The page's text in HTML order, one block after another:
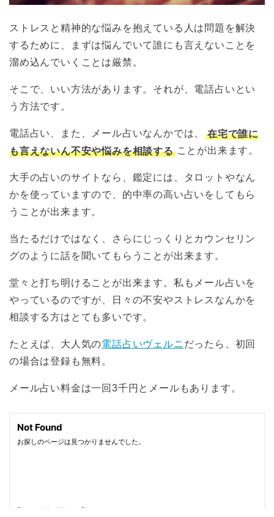
ストレスと精神的な悩みを抱えている人は問題を解決
するために、まずは悩んでいて誰にも言えないことを
溜め込んでいくことは厳禁。
そこで、いい方法があります。それが、電話占いとい
う方法です。
電話占い、また、メール占いなんかでは、
在宅で誰に
も言えないん不安や悩みを相談する ことが出来ます。
大手の占いのサイトなら、鑑定には、タロットやなん
かを使っていますので、的中率の高い占いをしてもら
うことが出来ます。
当たるだけではなく、さらにじっくりとカウンセリン
グのように話を聞いてもらうことが出来ます。
堂々と打ち明けることが出来ます。私もメール占いを
やっているのですが、日々の不安やストレスなんかを
相談する方はとても多いです。
たとえば、大人気の電話占いヴェルニだったら、初回
の場合は登録も無料。
メール占い料金は一回3千円とメールもあります。